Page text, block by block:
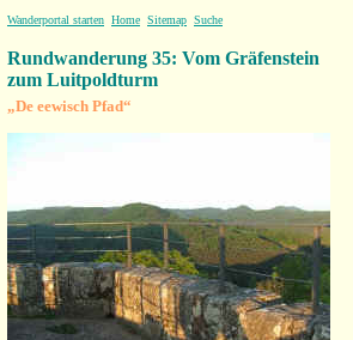
Wanderportal starten Home Sitemap Suche
Rundwanderung 35: Vom Gräfenstein
zum Luitpoldturm
„De eewisch Pfad“